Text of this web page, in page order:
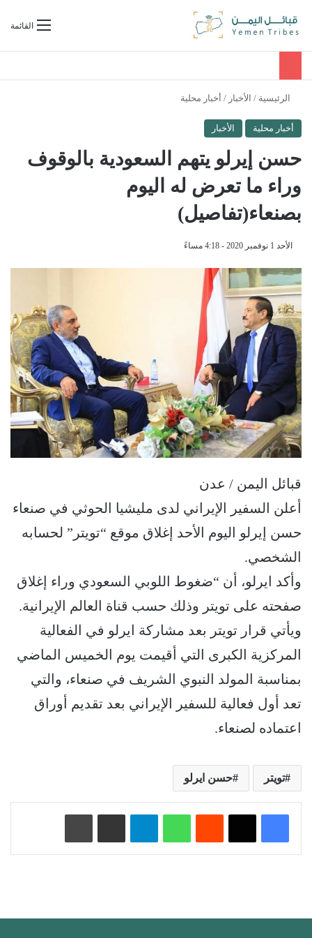
القائمةبحث عن
الرئيسية / الأخبار / أخبار محلية
أخبار محلية الأخبار
حسن إيرلو يتهم السعودية بالوقوف
وراء ما تعرض له اليوم
بصنعاء(تفاصيل)
الأحد 1 نوفمبر 2020 - 4:18 مساءً
قبائل اليمن / عدن
أعلن السفير الإيراني لدى مليشيا الحوثي في صنعاء
حسن إيرلو اليوم الأحد إغلاق موقع “تويتر” لحسابه
الشخصي.
وأكد ايرلو، أن “ضغوط اللوبي السعودي وراء إغلاق
صفحته على تويتر وذلك حسب قناة العالم الإيرانية.
ويأتي قرار تويتر بعد مشاركة ايرلو في الفعالية
المركزية الكبرى التي أقيمت يوم الخميس الماضي
بمناسبة المولد النبوي الشريف في صنعاء، والتي
تعد أول فعالية للسفير الإيراني بعد تقديم أوراق
اعتماده لصنعاء.
تويتر حسن ايرلو
واتساب تيلقرام